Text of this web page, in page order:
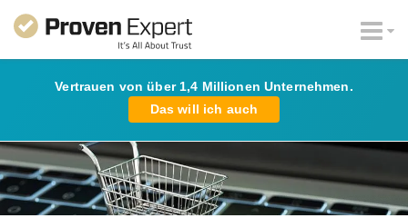
Vertrauen von über 1,4 Millionen Unternehmen.
Das will ich auch